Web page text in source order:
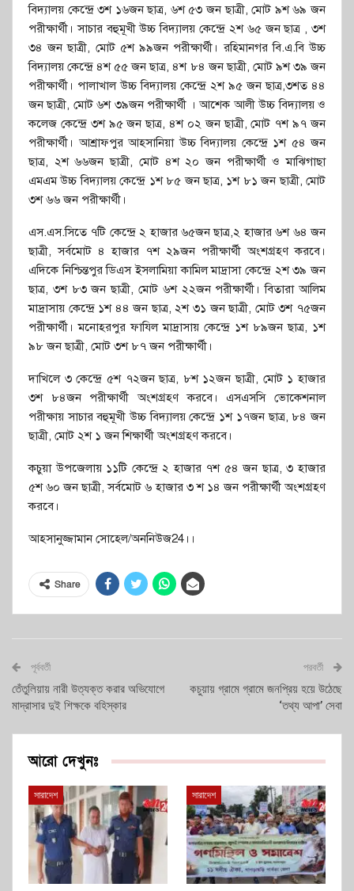
বিদ্যালয় কেন্দ্রে ৩শ ১৬জন ছাত্র, ৬শ ৫৩ জন ছাত্রী, মোট ৯শ ৬৯ জন
পরীক্ষার্থী। সাচার বহুমূখী উচ্চ বিদ্যালয় কেন্দ্রে ২শ ৬৫ জন ছাত্র , ৩শ
৩৪ জন ছাত্রী, মোট ৫শ ৯৯জন পরীক্ষার্থী। রহিমানগর বি.এ.বি উচ্চ
বিদ্যালয় কেন্দ্রে ৪শ ৫৫ জন ছাত্র, ৪শ ৮৪ জন ছাত্রী, মোট ৯শ ৩৯ জন
পরীক্ষার্থী। পালাখাল উচ্চ বিদ্যালয় কেন্দ্রে ২শ ৯৫ জন ছাত্র,৩শত ৪৪
জন ছাত্রী, মোট ৬শ ৩৯জন পরীক্ষার্থী । আশেক আলী উচ্চ বিদ্যালয় ও
কলেজ কেন্দ্রে ৩শ ৯৫ জন ছাত্র, ৪শ ০২ জন ছাত্রী, মোট ৭শ ৯৭ জন
পরীক্ষার্থী। আশ্রাফপুর আহসানিয়া উচ্চ বিদ্যালয় কেন্দ্রে ১শ ৫৪ জন
ছাত্র, ২শ ৬৬জন ছাত্রী, মোট ৪শ ২০ জন পরীক্ষার্থী ও মাঝিগাছা
এমএম উচ্চ বিদ্যালয় কেন্দ্রে ১শ ৮৫ জন ছাত্র, ১শ ৮১ জন ছাত্রী, মোট
৩শ ৬৬ জন পরীক্ষার্থী।
এস.এস.সিতে ৭টি কেন্দ্রে ২ হাজার ৬৫জন ছাত্র,২ হাজার ৬শ ৬৪ জন
ছাত্রী, সর্বমোট ৪ হাজার ৭শ ২৯জন পরীক্ষার্থী অংশগ্রহণ করবে।
এদিকে নিশ্চিন্তপুর ডিএস ইসলামিয়া কামিল মাদ্রাসা কেন্দ্রে ২শ ৩৯ জন
ছাত্র, ৩শ ৮৩ জন ছাত্রী, মোট ৬শ ২২জন পরীক্ষার্থী। বিতারা আলিম
মাদ্রাসায় কেন্দ্রে ১শ ৪৪ জন ছাত্র, ২শ ৩১ জন ছাত্রী, মোট ৩শ ৭৫জন
পরীক্ষার্থী। মনোহরপুর ফাযিল মাদ্রাসায় কেন্দ্রে ১শ ৮৯জন ছাত্র, ১শ
৯৮ জন ছাত্রী, মোট ৩শ ৮৭ জন পরীক্ষার্থী।
দাখিলে ৩ কেন্দ্রে ৫শ ৭২জন ছাত্র, ৮শ ১২জন ছাত্রী, মোট ১ হাজার
৩শ ৮৪জন পরীক্ষার্থী অংশগ্রহণ করবে। এসএসসি ভোকেশনাল
পরীক্ষায় সাচার বহুমূখী উচ্চ বিদ্যালয় কেন্দ্রে ১শ ১৭জন ছাত্র, ৮৪ জন
ছাত্রী, মোট ২শ ১ জন শিক্ষার্থী অংশগ্রহণ করবে।
কচুয়া উপজেলায় ১১টি কেন্দ্রে ২ হাজার ৭শ ৫৪ জন ছাত্র, ৩ হাজার
৫শ ৬০ জন ছাত্রী, সর্বমোট ৬ হাজার ৩ শ ১৪ জন পরীক্ষার্থী অংশগ্রহণ
করবে।
আহসানুজ্জামান সোহেল/অননিউজ24।।
Share
পূর্ববর্তী
তেঁতুলিয়ায় নারী উত্যক্ত করার অভিযোগে
মাদ্রাসার দুই শিক্ষকে বহিস্কার
পরবর্তী
কচুয়ায় গ্রামে গ্রামে জনপ্রিয় হয়ে উঠেছে
‘তথ্য আপা’ সেবা
আরো দেখুনঃ
সারাদেশ সারাদেশ